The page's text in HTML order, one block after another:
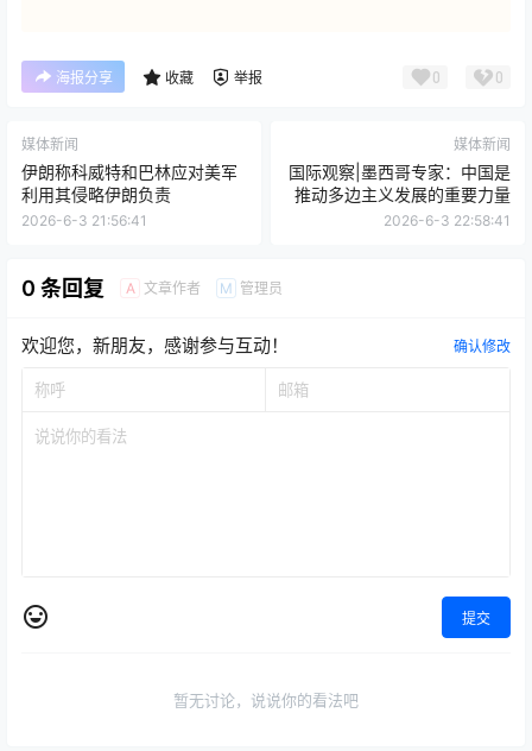
海报分享 收藏 举报 0 0
媒体新闻
伊朗称科威特和巴林应对美军
利用其侵略伊朗负责
2026-6-3 21:56:41
媒体新闻
国际观察|墨西哥专家：中国是
推动多边主义发展的重要力量
2026-6-3 22:58:41
0 条回复 A 文章作者 M 管理员
欢迎您，新朋友，感谢参与互动！ 确认修改
提交
暂无讨论，说说你的看法吧